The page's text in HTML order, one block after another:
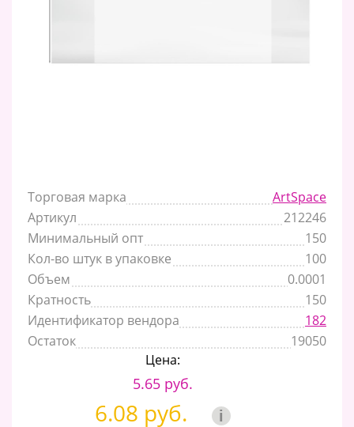
Торговая марка
ArtSpace
Артикул
212246
Минимальный опт
150
Кол-во штук в упаковке
100
Объем
0.0001
Кратность
150
Идентификатор вендора
182
Остаток
19050
Цена:
5.65 руб.
6.08 руб. i